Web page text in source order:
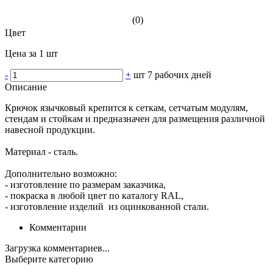
(0)
Цвет
Цена за 1 шт
- + шт 7 рабочих дней
Описание
Крючок язычковый крепится к сеткам, сетчатым модулям,
стендам и стойкам и предназначен для размещения различной
навесной продукции.
Материал - сталь.
Дополнительно возможно:
- изготовление по размерам заказчика,
- покраска в любой цвет по каталогу RAL,
- изготовление изделий из оцинкованной стали.
Комментарии
Загрузка комментариев...
Выберите категорию